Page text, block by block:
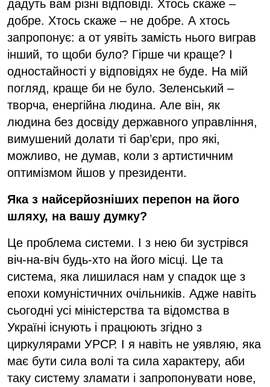
дадуть вам різні відповіді. Хтось скаже –
добре. Хтось скаже – не добре. А хтось
запропонує: а от уявіть замість нього виграв
інший, то щоби було? Гірше чи краще? І
одностайності у відповідях не буде. На мій
погляд, краще би не було. Зеленський –
творча, енергійна людина. Але він, як
людина без досвіду державного управління,
вимушений долати ті бар’єри, про які,
можливо, не думав, коли з артистичним
оптимізмом йшов у президенти.
Яка з найсерйозніших перепон на його
шляху, на вашу думку?
Це проблема системи. І з нею би зустрівся
віч-на-віч будь-хто на його місці. Це та
система, яка лишилася нам у спадок ще з
епохи комуністичних очільників. Адже навіть
сьогодні усі міністерства та відомства в
Україні існують і працюють згідно з
циркулярами УРСР. І я навіть не уявляю, яка
має бути сила волі та сила характеру, аби
таку систему зламати і запропонувати нове,